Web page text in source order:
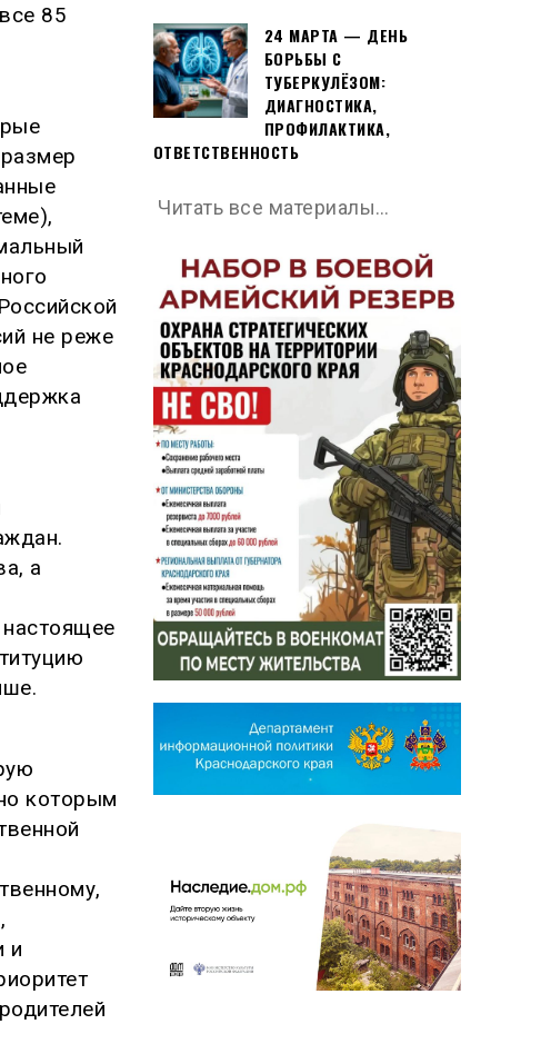
85
не реже
а
которым
и
24 МАРТА — ДЕНЬ
БОРЬБЫ С
ТУБЕРКУЛЁЗОМ:
ДИАГНОСТИКА,
ПРОФИЛАКТИКА,
ОТВЕТСТВЕННОСТЬ
Читать все материалы…